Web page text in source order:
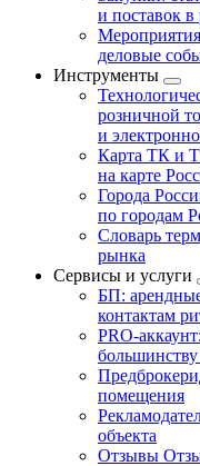
и поставок в
Мероприятия
деловые
Инструменты
розничной
и
Карта ТК и
на карте
Города
по городам
Словарь
рынка
Сервисы и услуги
БП:
контактам
PRO-
большинству
помещения
объекта
Отзывы